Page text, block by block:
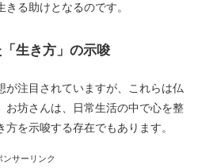
る助けとなるのです。
生き方」の示唆
が注目されていますが、これらは仏
お坊さんは、日常生活の中で心を整
を示唆する存在でもあります。
ンサーリンク